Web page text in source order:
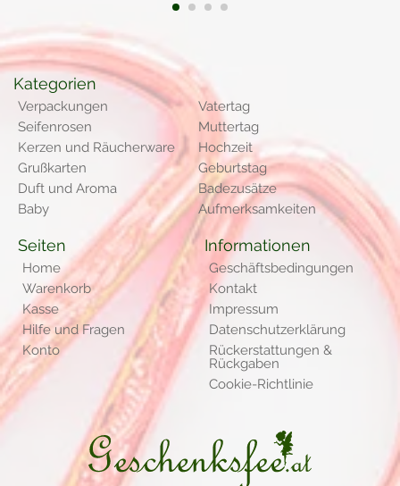
4
Kategorien
Verpackungen
Vatertag
Seifenrosen
Muttertag
Kerzen und Räucherware
Hochzeit
Grußkarten
Geburtstag
Duft und Aroma
Badezusätze
Baby
Aufmerksamkeiten
Seiten
Home
Warenkorb
Kasse
Hilfe und Fragen
Konto
Informationen
Geschäftsbedingungen
Kontakt
Impressum
Datenschutzerklärung
Rückerstattungen &
Rückgaben
Cookie-Richtlinie